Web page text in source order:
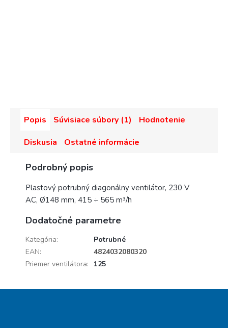
Popis Súvisiace súbory (1)
Hodnotenie
Diskusia
Ostatné informácie
Podrobný popis
Plastový potrubný diagonálny ventilátor, 230 V
AC, Ø148 mm, 415 ÷ 565 m³/h
Dodatočné parametre
Kategória:
Potrubné
EAN:
4824032080320
Priemer ventilátora: 125